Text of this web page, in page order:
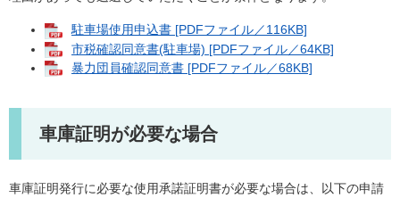
駐車場使用申込書 [PDFファイル／116KB]
市税確認同意書(駐車場) [PDFファイル／64KB]
暴力団員確認同意書 [PDFファイル／68KB]
車庫証明が必要な場合
車庫証明発行に必要な使用承諾証明書が必要な場合は、以下の申請